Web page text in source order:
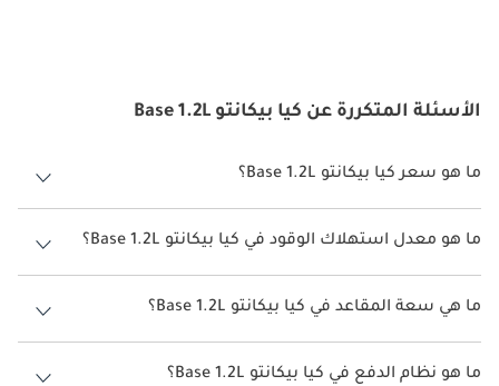
الأسئلة المتكررة عن كيا بيكانتو Base 1.2L
ما هو سعر كيا بيكانتو Base 1.2L؟
سعر كيا بيكانتو Base 1.2L هو درهم 53,550.
ما هو معدل استهلاك الوقود في كيا بيكانتو Base 1.2L؟
يبلغ معدل استهلاك الوقود المقترح من الشركة المصنعة لسيارة كيا بيكانتو
2026 من 16 كم/ليتر - 17 كم/ليتر.
ما هي سعة المقاعد في كيا بيكانتو Base 1.2L؟
تتسع كيا بيكانتو Base 1.2L لأ 5 أشخاص.
ما هو نظام الدفع في كيا بيكانتو Base 1.2L؟